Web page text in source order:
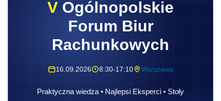
V Ogólnopolskie
Forum Biur
Rachunkowych
16.09.2026 8:30-17:10 Warszawa
Praktyczna wiedza • Najlepsi Eksperci • Stoły